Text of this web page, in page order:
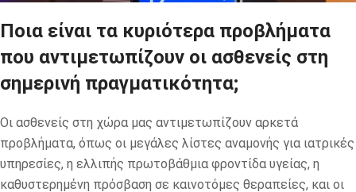
Ποια είναι τα κυριότερα προβλήματα
που αντιμετωπίζουν οι ασθενείς στη
σημερινή πραγματικότητα;
Οι ασθενείς στη χώρα μας αντιμετωπίζουν αρκετά
προβλήματα, όπως οι μεγάλες λίστες αναμονής για ιατρικές
υπηρεσίες, η ελλιπής πρωτοβάθμια φροντίδα υγείας, η
καθυστερημένη πρόσβαση σε καινοτόμες θεραπείες, και οι